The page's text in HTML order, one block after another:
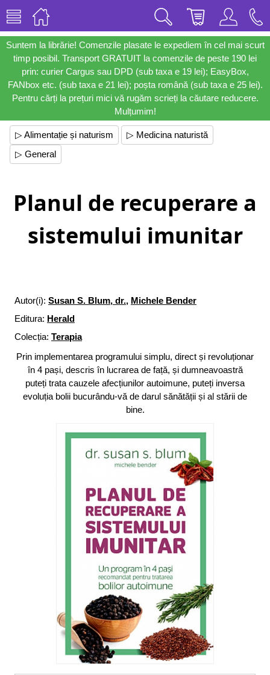
Suntem la librărie! Comenzile plasate le expediem în cel mai scurt
timp posibil. Transport GRATUIT la comenzile de peste 190 lei
prin: curier Cargus sau DPD (sub taxa e 19 lei); EasyBox,
FANbox etc. (sub taxa e 21 lei); poșta română (sub taxa e 25 lei).
Pentru cărți la prețuri mici vă rugăm scrieți la căutare reducere.
Mulțumim!
▷ Alimentație și naturism
▷ Medicina naturistă
▷ General
Planul de recuperare a
sistemului imunitar
Autor(i): Susan S. Blum, dr., Michele Bender
Editura: Herald
Colecția: Terapia
Prin implementarea programului simplu, direct și revoluționar
în 4 pași, descris în lucrarea de față, și dumneavoastră
puteți trata cauzele afecțiunilor autoimune, puteți inversa
evoluția bolii bucurându-vă de darul sănătății și al stării de
bine.